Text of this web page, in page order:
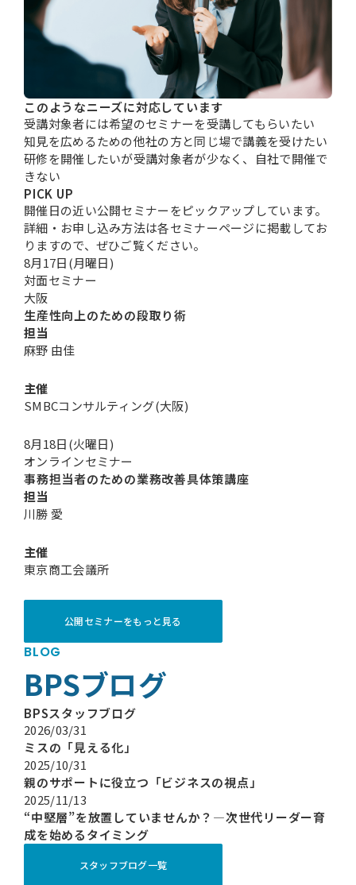
このようなニーズに対応しています
受講対象者には希望のセミナーを受講してもらいたい
知見を広めるための他社の方と同じ場で講義を受けたい
研修を開催したいが受講対象者が少なく、
自社で開催で
きない
PICK UP
開催日の近い公開セミナーをピックアップしています。
詳細・お申し込み方法は各セミナーページに掲載してお
りますので、ぜひご覧ください。
8月17日(月曜日)
対面セミナー
大阪
生産性向上のための段取り術
担当
麻野 由佳
主催
SMBCコンサルティング(大阪)
8月18日(火曜日)
オンラインセミナー
事務担当者のための業務改善具体策講座
担当
川勝 愛
主催
東京商工会議所
公開セミナーをもっと見る
BLOG
BPSブログ
BPSスタッフブログ
2026/03/31
ミスの「見える化」
2025/10/31
親のサポートに役立つ「ビジネスの視点」
2025/11/13
“中堅層”を放置していませんか？―次世代リーダー育
成を始めるタイミング
スタッフブログ一覧